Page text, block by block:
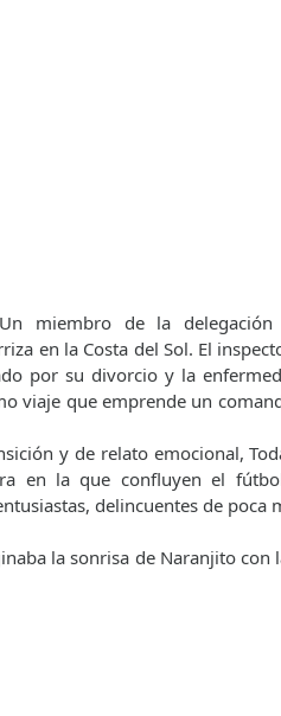
miembro de la delegación
en la Costa del Sol. El
por su divorcio y la
viaje que emprende un
y de relato emocional,
en la que confluyen el
delincuentes de poca
la sonrisa de Naranjito con